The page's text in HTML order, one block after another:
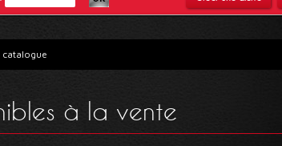
à la vente